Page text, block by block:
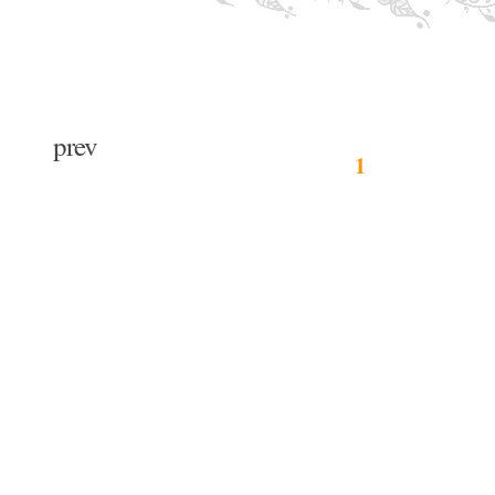
prev
1